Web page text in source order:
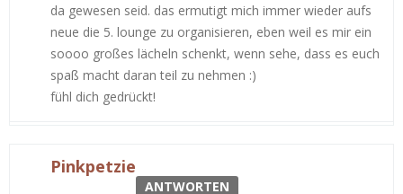
da gewesen seid. das ermutigt mich immer wieder aufs
neue die 5. lounge zu organisieren, eben weil es mir ein
soooo großes lächeln schenkt, wenn sehe, dass es euch
spaß macht daran teil zu nehmen :)
fühl dich gedrückt!
Pinkpetzie
ANTWORTEN